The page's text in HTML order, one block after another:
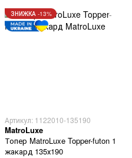
ЗНИЖКА -13%
Артикул: 1122010-135190
MatroLuxe
Топер MatroLuxe Topper-futon 1
жакард 135х190